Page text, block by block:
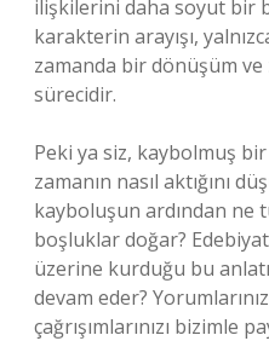
ilişkilerini daha soyut bir
karakterin arayışı,
zamanda bir dönüşüm ve
sürecidir.
Peki ya siz, kaybolmuş
zamanın nasıl aktığını
kayboluşun ardından ne
boşluklar doğar?
üzerine kurduğu bu
devam eder?
çağrışımlarınızı bizimle